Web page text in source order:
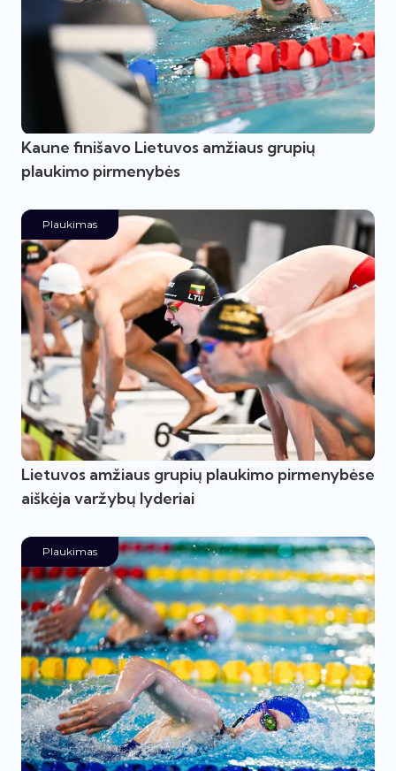
Kaune finišavo Lietuvos amžiaus grupių
plaukimo pirmenybės
Plaukimas
Lietuvos amžiaus grupių plaukimo pirmenybėse
aiškėja varžybų lyderiai
Plaukimas